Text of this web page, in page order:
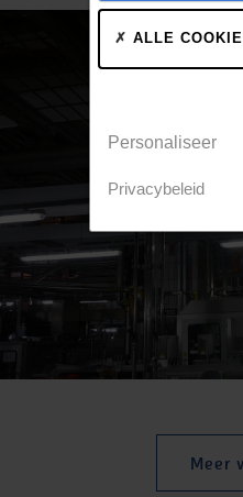
Meer
ALLE
Personaliseer
Privacybeleid